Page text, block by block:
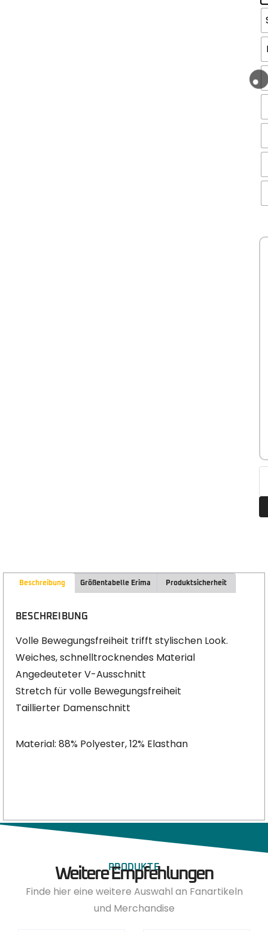
Beschreibung Größentabelle Erima Produktsicherheit
BESCHREIBUNG
Volle Bewegungsfreiheit trifft stylischen Look.
Weiches, schnelltrocknendes Material
Angedeuteter V-Ausschnitt
Stretch für volle Bewegungsfreiheit
Taillierter Damenschnitt
Material: 88% Polyester, 12% Elasthan
PRODUKTE
Weitere Empfehlungen
Finde hier eine weitere Auswahl an Fanartikeln
und Merchandise